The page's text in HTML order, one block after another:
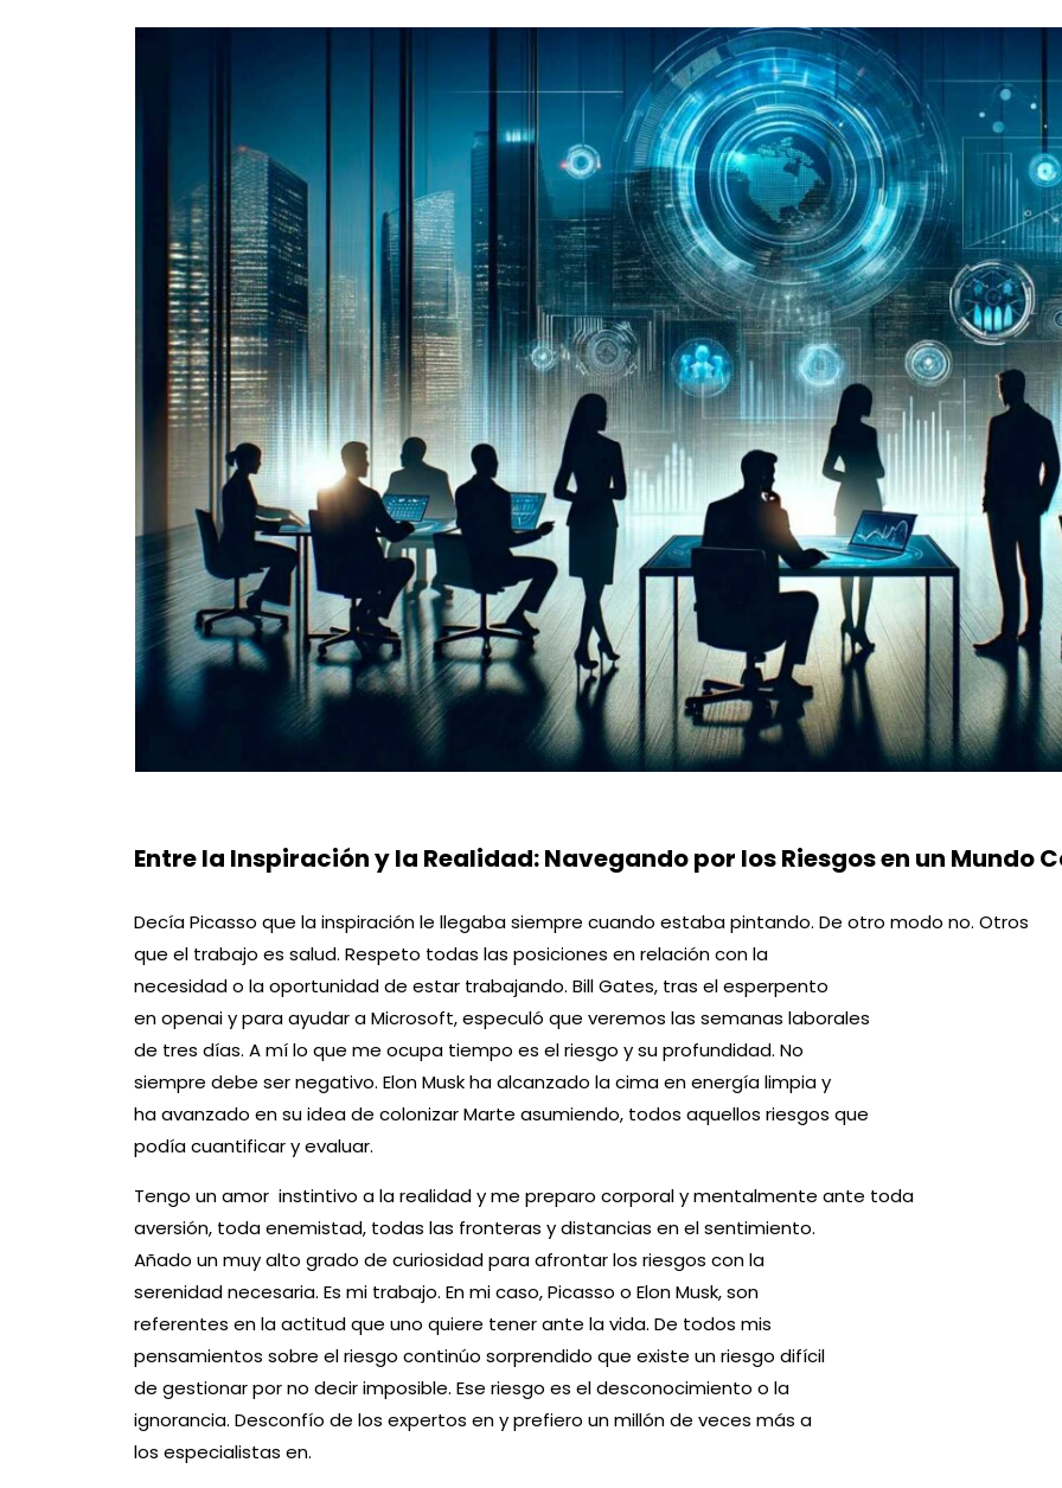
Entre la Inspiración y la Realidad: Navegando por los Riesgos en un Mundo
Decía Picasso que la inspiración le llegaba siempre cuando estaba pintando. De otro modo no. Otros
que el trabajo es salud. Respeto todas las posiciones en relación con la
necesidad o la oportunidad de estar trabajando. Bill Gates, tras el esperpento
en openai y para ayudar a Microsoft, especuló que veremos las semanas laborales
de tres días. A mí lo que me ocupa tiempo es el riesgo y su profundidad. No
siempre debe ser negativo. Elon Musk ha alcanzado la cima en energía limpia y
ha avanzado en su idea de colonizar Marte asumiendo, todos aquellos riesgos que
podía cuantificar y evaluar.
Tengo un amor instintivo a la realidad y me preparo corporal y mentalmente ante toda
aversión, toda enemistad, todas las fronteras y distancias en el sentimiento.
Añado un muy alto grado de curiosidad para afrontar los riesgos con la
serenidad necesaria. Es mi trabajo. En mi caso, Picasso o Elon Musk, son
referentes en la actitud que uno quiere tener ante la vida. De todos mis
pensamientos sobre el riesgo continúo sorprendido que existe un riesgo difícil
de gestionar por no decir imposible. Ese riesgo es el desconocimiento o la
ignorancia. Desconfío de los expertos en y prefiero un millón de veces más a
los especialistas en.